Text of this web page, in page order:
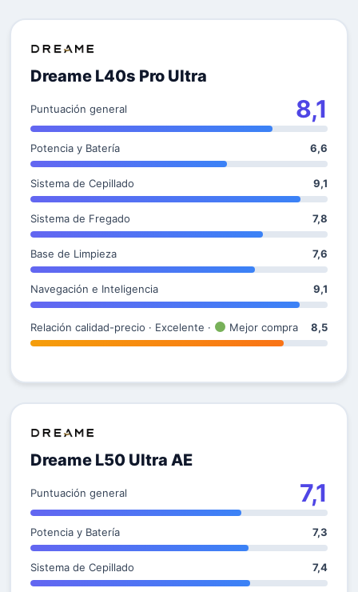
Dreame L40s Pro Ultra
Puntuación general 8,1
Potencia y Batería 6,6
Sistema de Cepillado 9,1
Sistema de Fregado 7,8
Base de Limpieza 7,6
Navegación e Inteligencia 9,1
Relación calidad-precio · Excelente · Mejor compra 8,5
Dreame L50 Ultra AE
Puntuación general 7,1
Potencia y Batería 7,3
Sistema de Cepillado 7,4